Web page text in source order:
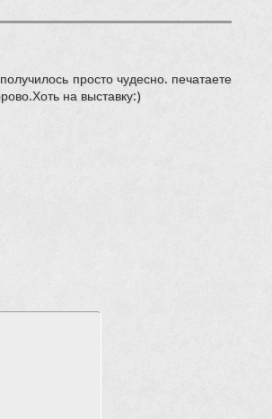
просто чудесно. печатаете
на выставку:)